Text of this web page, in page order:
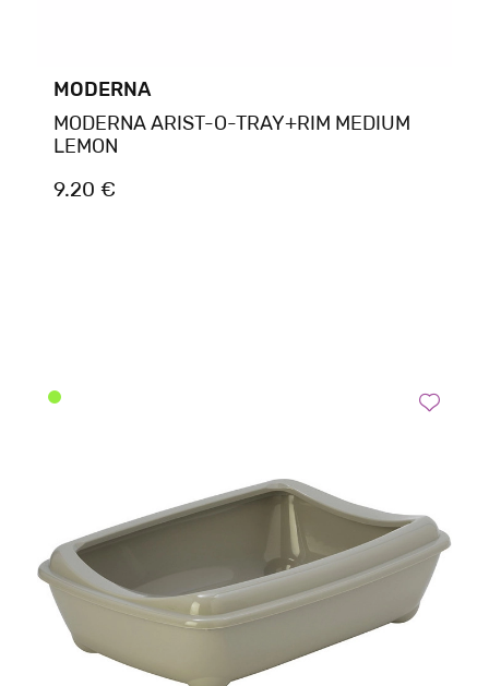
MODERNA
MODERNA ARIST-O-TRAY+RIM MEDIUM
LEMON
9.20 €